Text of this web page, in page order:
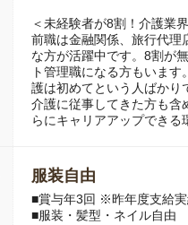
＜未経験者が8割！介護業
前職は金融関係、旅行代理
な方が活躍中です。8割が
ト管理職になる方もいま
護は初めてという人ばかり
介護に従事してきた方も含
らにキャリアアップできる
服装自由
■賞与年3回 ※昨年度支給実
■服装・髪型・ネイル自由